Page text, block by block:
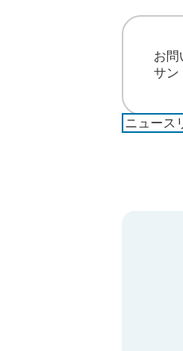
お問
サン
ニュース